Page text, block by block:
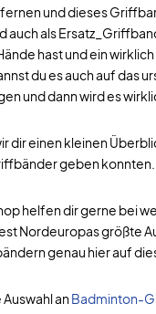
und dieses
auch als
hast und ein
du es auch auf das
und dann wird es
dir einen kleinen
geben konnten.
helfen dir gerne bei
Nordeuropas größte
genau hier auf
an Badminton-